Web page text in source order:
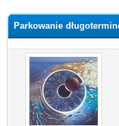
Parkowanie